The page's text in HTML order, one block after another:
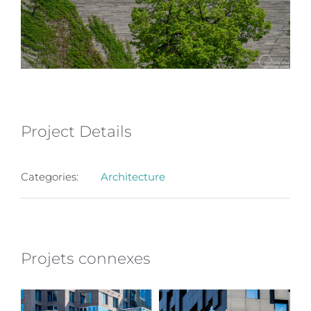
Project Details
Categories: Architecture
Projets connexes